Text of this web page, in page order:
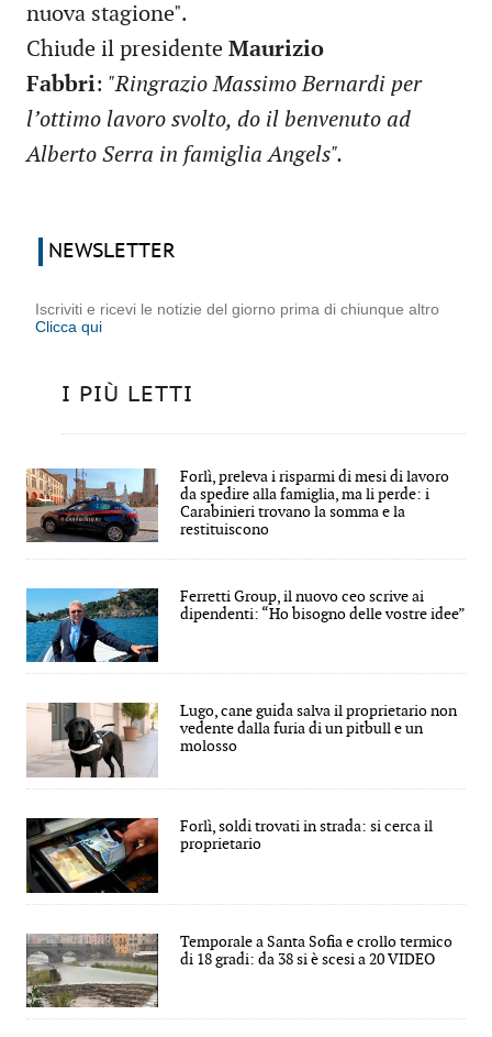
nuova stagione".
Chiude il presidente Maurizio
Fabbri: "Ringrazio Massimo Bernardi per
l’ottimo lavoro svolto, do il benvenuto ad
Alberto Serra in famiglia Angels".
NEWSLETTER
Iscriviti e ricevi le notizie del giorno prima di chiunque altro
Clicca qui
I PIÙ LETTI
Forlì, preleva i risparmi di mesi di lavoro
da spedire alla famiglia, ma li perde: i
Carabinieri trovano la somma e la
restituiscono
Ferretti Group, il nuovo ceo scrive ai
dipendenti: “Ho bisogno delle vostre idee”
Lugo, cane guida salva il proprietario non
vedente dalla furia di un pitbull e un
molosso
Forlì, soldi trovati in strada: si cerca il
proprietario
Temporale a Santa Sofia e crollo termico
di 18 gradi: da 38 si è scesi a 20 VIDEO